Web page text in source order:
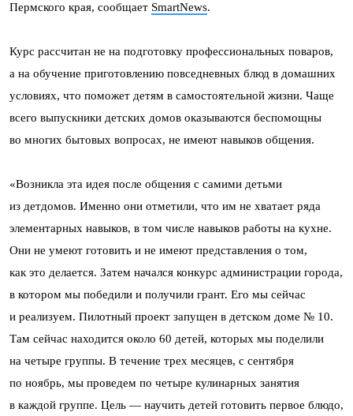
Пермского края, сообщает SmartNews.
Курс рассчитан не на подготовку профессиональных поваров,
а на обучение приготовлению повседневных блюд в домашних
условиях, что поможет детям в самостоятельной жизни. Чаще
всего выпускники детских домов оказываются беспомощны
во многих бытовых вопросах, не имеют навыков общения.
«Возникла эта идея после общения с самими детьми
из детдомов. Именно они отметили, что им не хватает ряда
элементарных навыков, в том числе навыков работы на кухне.
Они не умеют готовить и не имеют представления о том,
как это делается. Затем начался конкурс администрации города,
в котором мы победили и получили грант. Его мы сейчас
и реализуем. Пилотный проект запущен в детском доме № 10.
Там сейчас находится около 60 детей, которых мы поделили
на четыре группы. В течение трех месяцев, с сентября
по ноябрь, мы проведем по четыре кулинарных занятия
в каждой группе. Цель — научить детей готовить первое блюдо,